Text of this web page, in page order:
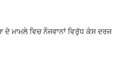
ਦੇ ਮਾਮਲੇ ਵਿਚ ਨੌਜਵਾਨਾਂ ਵਿਰੁੱਧ ਕੇਸ ਦਰਜ